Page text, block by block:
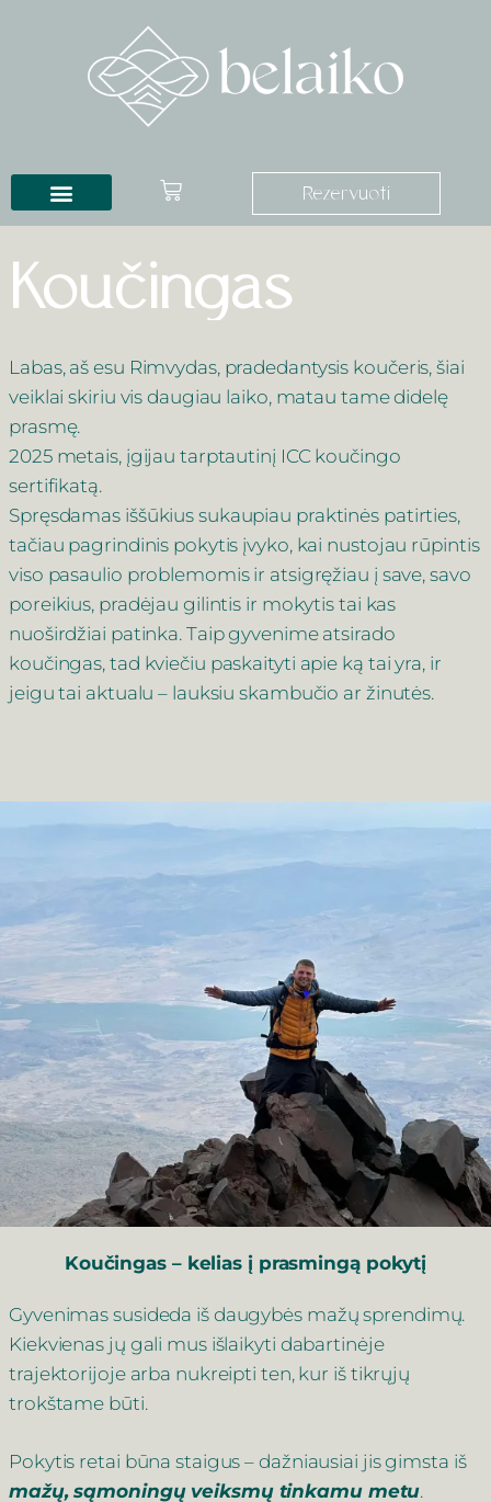
Rezervuoti
Koučingas
Labas, aš esu Rimvydas, pradedantysis koučeris, šiai
veiklai skiriu vis daugiau laiko, matau tame didelę
prasmę.
2025 metais, įgijau tarptautinį ICC koučingo
sertifikatą.
Spręsdamas iššūkius sukaupiau praktinės patirties,
tačiau pagrindinis pokytis įvyko, kai nustojau rūpintis
viso pasaulio problemomis ir atsigręžiau į save, savo
poreikius, pradėjau gilintis ir mokytis tai kas
nuoširdžiai patinka. Taip gyvenime atsirado
koučingas, tad kviečiu paskaityti apie ką tai yra, ir
jeigu tai aktualu – lauksiu skambučio ar žinutės.
Koučingas – kelias į prasmingą pokytį
Gyvenimas susideda iš daugybės mažų sprendimų.
Kiekvienas jų gali mus išlaikyti dabartinėje
trajektorijoje arba nukreipti ten, kur iš tikrųjų
trokštame būti.
Pokytis retai būna staigus – dažniausiai jis gimsta iš
mažų, sąmoningų veiksmų tinkamu metu.